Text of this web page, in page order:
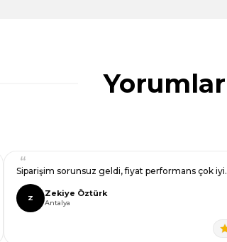
Yorumlar
Siparişim sorunsuz geldi, fiyat performans çok iyi.
Z Zekiye Öztürk
Antalya